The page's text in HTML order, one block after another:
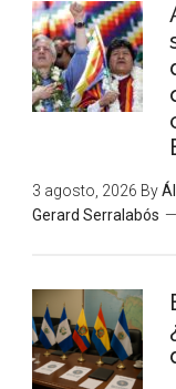
3 agosto, 2026 By
Gerard Serralabós